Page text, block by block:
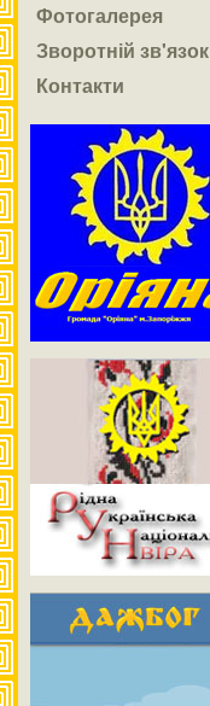
Фотогалерея
Зворотній зв'язок
Контакти